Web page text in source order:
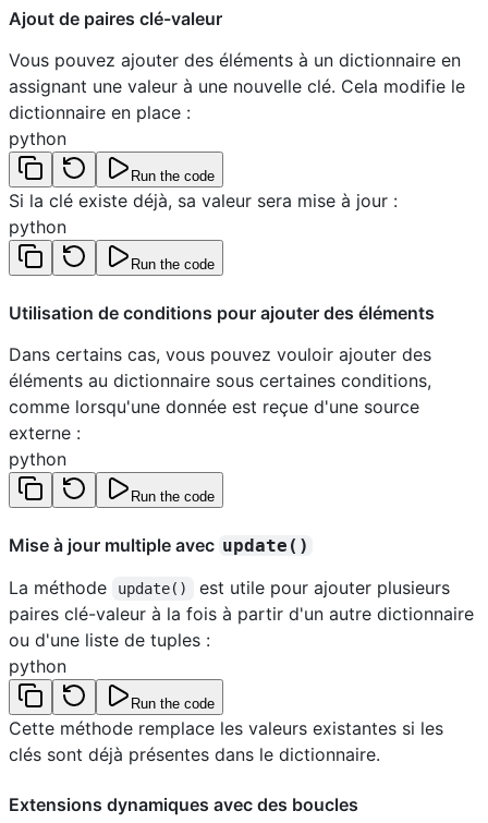
Ajout de paires clé-valeur
Vous pouvez ajouter des éléments à un dictionnaire en
assignant une valeur à une nouvelle clé. Cela modifie le
dictionnaire en place :
python
Run the code
Si la clé existe déjà, sa valeur sera mise à jour :
python
Run the code
Utilisation de conditions pour ajouter des éléments
Dans certains cas, vous pouvez vouloir ajouter des
éléments au dictionnaire sous certaines conditions,
comme lorsqu'une donnée est reçue d'une source
externe :
python
Run the code
Mise à jour multiple avec update()
La méthode update()
est utile pour ajouter plusieurs
paires clé-valeur à la fois à partir d'un autre dictionnaire
ou d'une liste de tuples :
python
Run the code
Cette méthode remplace les valeurs existantes si les
clés sont déjà présentes dans le dictionnaire.
Extensions dynamiques avec des boucles